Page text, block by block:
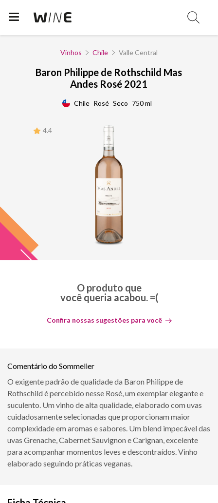
Vinhos Chile Valle Central
Baron Philippe de Rothschild Mas
Andes Rosé 2021
Chile Rosé Seco 750 ml
4.4
O produto que
você queria acabou. =(
Confira nossas sugestões para você
Comentário do Sommelier
O exigente padrão de qualidade da Baron Philippe de
Rothschild é percebido nesse Rosé, um exemplar elegante e
suculento. Um vinho de alta qualidade, elaborado com uvas
cuidadosamente selecionadas que proporcionam maior
complexidade em aromas e sabores. Um blend impecável das
uvas Grenache, Cabernet Sauvignon e Carignan, excelente
para acompanhar momentos leves e descontraídos. Vinho
elaborado seguindo práticas veganas.